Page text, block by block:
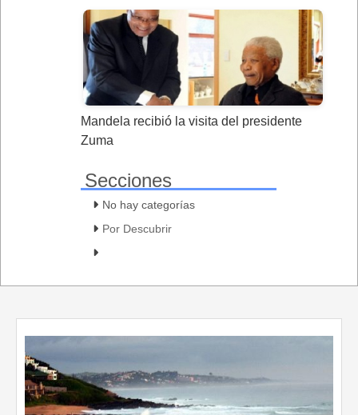
Mandela recibió la visita del presidente
Zuma
Secciones
No hay categorías
Por Descubrir